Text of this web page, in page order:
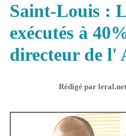
Saint-Louis :
exécutés à
directeur de l'
Rédigé par